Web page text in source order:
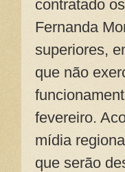
contratado
Fernanda
superiores,
que não
fevereiro.
mídia
que serão